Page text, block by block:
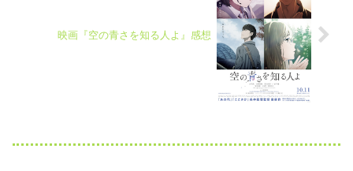
映画『空の青さを知る人よ』感想